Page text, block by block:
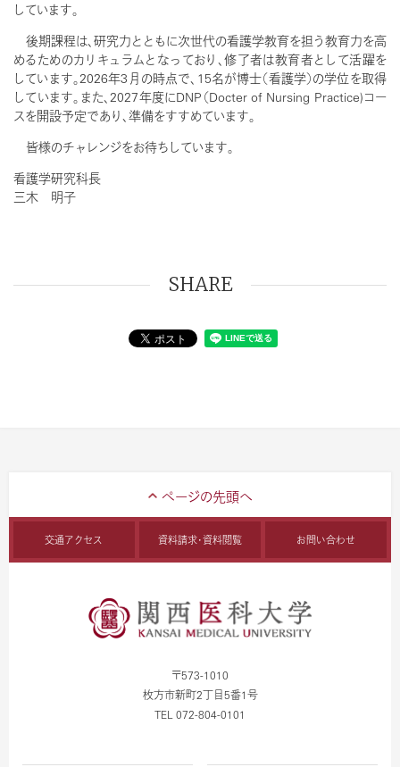
しています。
後期課程は、研究力とともに次世代の看護学教育を担う教育力を高
めるためのカリキュラムとなっており、修了者は教育者として活躍を
しています。2026年3月の時点で、15名が博士（看護学）の学位を取得
しています。また、2027年度にDNP（Docter of Nursing Practice)コー
スを開設予定であり、準備をすすめています。
皆様のチャレンジをお待ちしています。
看護学研究科長
三木 明子
SHARE
交通アクセス 資料請求・資料閲覧 お問い合わせ
〒573-1010
枚方市新町2丁目5番1号
TEL 072-804-0101